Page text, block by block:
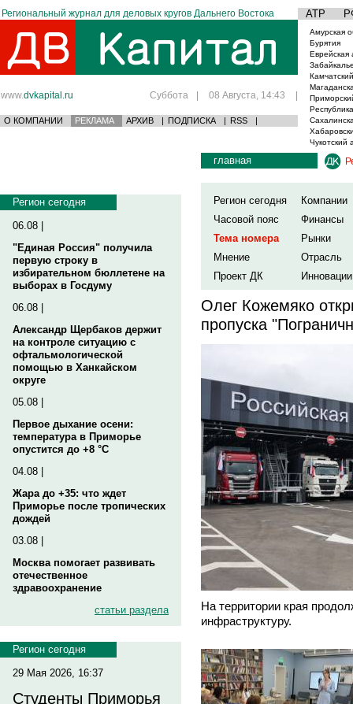
Региональный журнал для деловых кругов Дальнего Востока АТР
www.dvkapital.ru Суббота | 08 Августа, 14:43 |
О КОМПАНИИ РЕКЛАМА АРХИВ | ПОДПИСКА | RSS |
Амурская
Бурятия
Еврейская
Чукотский
Регион сегодня
06.08 |
"Единая Россия" получила
первую строку в
избирательном бюллетене на
выборах в Госдуму
06.08 |
Александр Щербаков держит
на контроле ситуацию с
офтальмологической
помощью в Ханкайском
округе
05.08 |
Первое дыхание осени:
температура в Приморье
опустится до +8 °C
04.08 |
Жара до +35: что ждет
Приморье после тропических
дождей
03.08 |
Москва помогает развивать
отечественное
здравоохранение
статьи раздела
Регион сегодня
29 Мая 2026, 16:37
Студенты Приморья
главная
Регион сегодня
Компании
Часовой пояс
Финансы
Тема номера
Рынки
Мнение
Отрасль
Проект ДК
Инновации
Олег Кожемяко
пропуска
На территории края
инфраструктуру.